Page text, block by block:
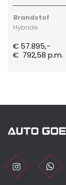
Brandstof
Hybride
€ 57.895,-
€ 792,58 p.m.